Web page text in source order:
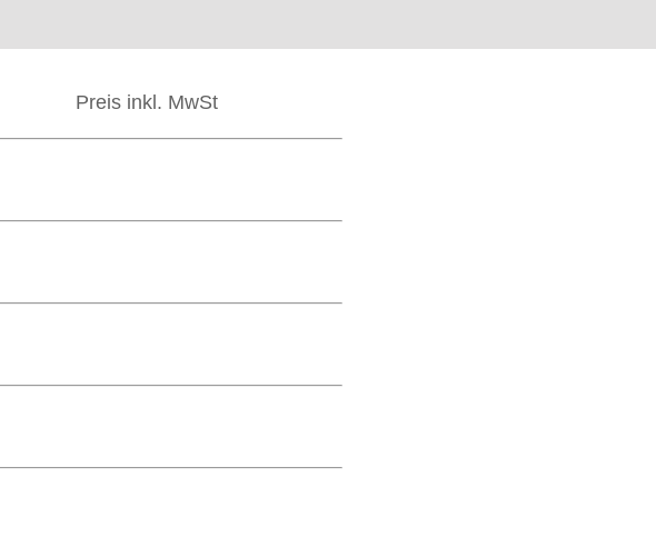
Preis inkl. MwSt